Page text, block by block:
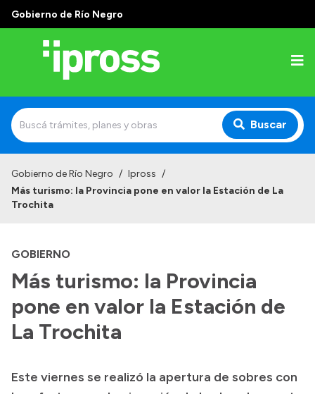
Gobierno de Río Negro
Buscar
Institucional
Autoridades
Delegaciones
Consultorios Propios
Presentación CV
Transparencia
Gobierno de Río Negro / Ipross /
Más turismo: la Provincia pone en valor la Estación de La
Trochita
GOBIERNO
Más turismo: la Provincia
pone en valor la Estación de
La Trochita
Este viernes se realizó la apertura de sobres con